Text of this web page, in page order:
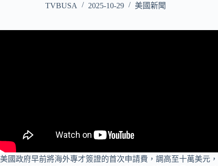
TVBUSA 2025-10-29 美國新聞
美國政府早前將海外專才簽證的首次申請費，調高至十萬美元，